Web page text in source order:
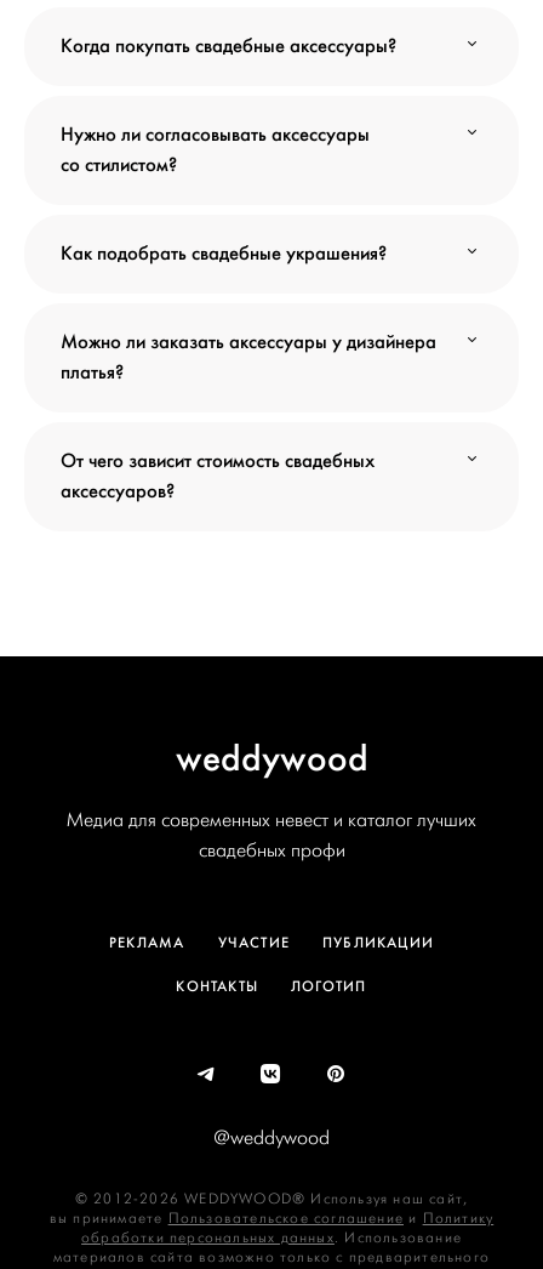
Когда покупать свадебные аксессуары?
Нужно ли согласовывать аксессуары
со стилистом?
Как подобрать свадебные украшения?
Можно ли заказать аксессуары у дизайнера
платья?
От чего зависит стоимость свадебных
аксессуаров?
weddywood
Медиа для современных невест и каталог лучших
свадебных профи
РЕКЛАМА УЧАСТИЕ ПУБЛИКАЦИИ
КОНТАКТЫ ЛОГОТИП
@weddywood
© 2012-2026 WEDDYWOOD® Используя наш сайт,
вы принимаете Пользовательское соглашение и
Политику
обработки персональных данных . Использование
материалов сайта возможно только с предварительного